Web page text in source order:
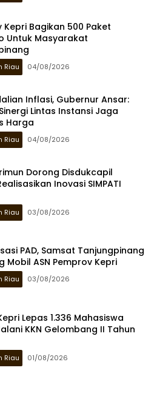
Kepri Bagikan 500 Paket
Untuk Masyarakat
Riau 04/08/2026
Inflasi, Gubernur Ansar:
Lintas Instansi Jaga
Harga
Riau 04/08/2026
Dorong Disdukcapil
Inovasi SIMPATI
Riau 03/08/2026
PAD, Samsat Tanjungpinang
Mobil ASN Pemprov Kepri
Riau 03/08/2026
Lepas 1.336 Mahasiswa
KKN Gelombang II Tahun
Riau 01/08/2026